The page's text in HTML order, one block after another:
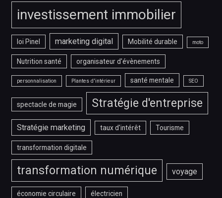
investissement immobilier
loi Pinel marketing digital Mobilité durable moto
Nutrition santé organisateur d'évènements
personnalisation Plantes d'intérieur santé mentale SEO
spectacle de magie Stratégie d'entreprise
Stratégie marketing taux d'intérêt Tourisme
transformation digitale
transformation numérique voyage
économie circulaire électricien